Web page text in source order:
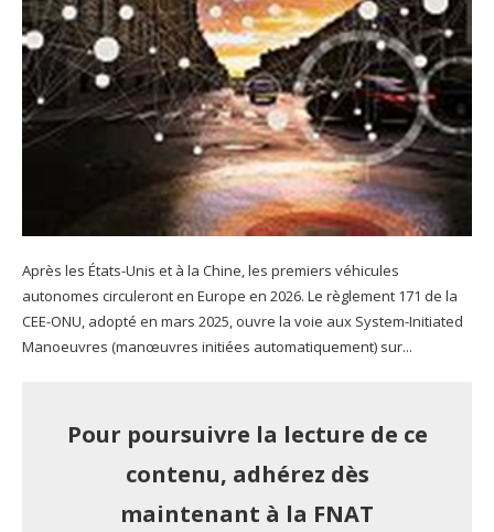
Après les États-Unis et à la Chine, les premiers véhicules
autonomes circuleront en Europe en 2026. Le règlement 171 de la
CEE-ONU, adopté en mars 2025, ouvre la voie aux System-Initiated
Manoeuvres (manœuvres initiées automatiquement) sur...
Pour poursuivre la lecture de ce
contenu, adhérez dès
maintenant à la FNAT